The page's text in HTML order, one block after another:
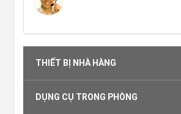
THIẾT BỊ NHÀ HÀNG
DỤNG CỤ TRONG PHÒNG